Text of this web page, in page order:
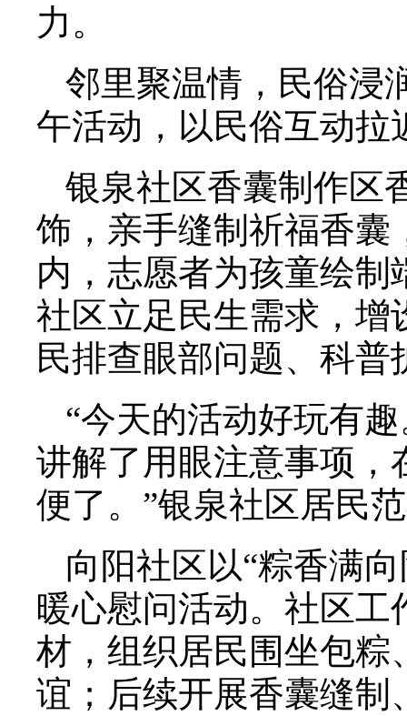
力。
邻里聚温情，民俗浸
午活动，以民俗互动拉
银泉社区香囊制作区
饰，亲手缝制祈福香囊
内，志愿者为孩童绘
社区立足民生需求，增
民排查眼部问题、科
“今天的活动好玩有
讲解了用眼注意事项，
便了。”银泉社区居民
向阳社区以“粽香满
暖心慰问活动。社区
材，组织居民围坐包粽
谊；后续开展香囊缝制